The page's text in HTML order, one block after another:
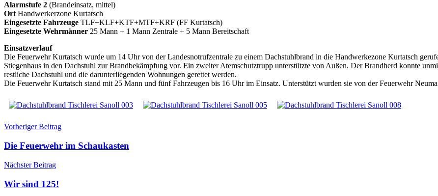
Alarmstufe 2 (Brandeinsatz, mittel)
OrtHandwerkerzone Kurtatsch
Eingesetzte Fahrzeuge TLF+KLF+KTF+MTF+KRF (FF Kurtatsch)
Eingesetzte Wehrmänner 25 Mann + 1 Mann Zentrale + 5 Mann Bereitschaft
Einsatzverlauf
Die Feuerwehr Kurtatsch wurde um 14 Uhr von der Landesnotrufzentrale zu einem Dachstuhlbrand in die Handwerkezone Kurtatsch
Stiegenhaus in den Dachstuhl zur Brandbekämpfung vor. Ein zweiter Atemschutztrupp unterstützte von Außen. Der Brandherd konnte
restliche Dachstuhl und die darunterliegenden Wohnungen gerettet werden.
Die Feuerwehr Kurtatsch stand mit 25 Mann und fünf Fahrzeugen bis 16 Uhr im Einsatz. Unterstützt wurden sie von der Feuerwehr
Einsätze
BrandDachstuhlEinsatz
Beitragsnavigation
Vorheriger Beitrag
Die Feuerwehr im Schaukasten
Nächster Beitrag
Wir sind 125!